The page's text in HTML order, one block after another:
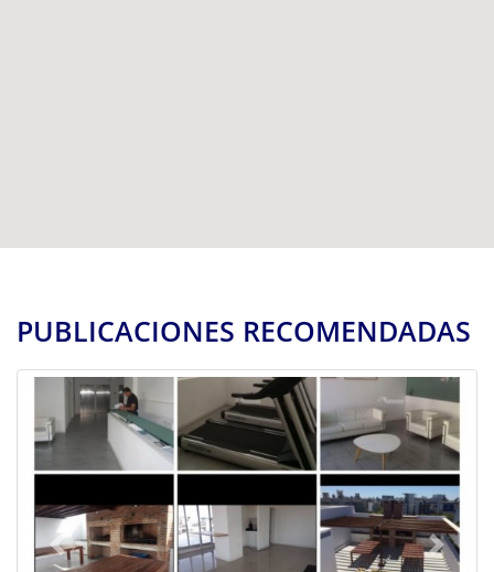
PUBLICACIONES RECOMENDADAS
Previous Next